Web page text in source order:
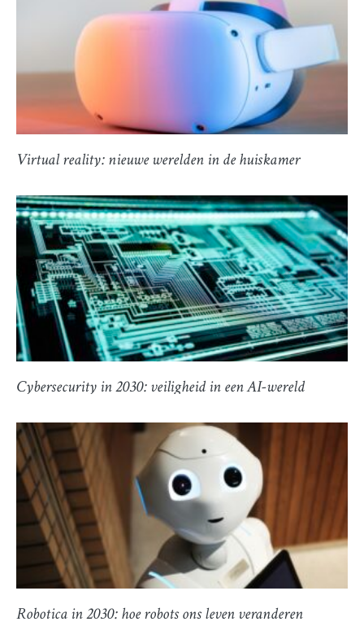
Virtual reality: nieuwe werelden in de huiskamer
Cybersecurity in 2030: veiligheid in een AI-wereld
Robotica in 2030: hoe robots ons leven veranderen